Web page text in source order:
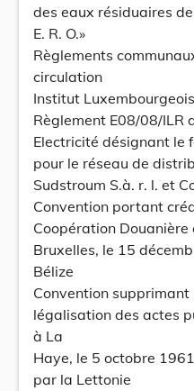
des eaux résiduaires de
E. R. O.»
Règlements
circulation
Institut
Règlement E08/08/ILR
Electricité désignant le
pour le réseau de
Sudstroum S.à. r. l. et
Convention portant
Coopération
Bruxelles, le 15
Bélize
Convention supprimant
légalisation des actes
à La
Haye, le 5 octobre
par la Lettonie